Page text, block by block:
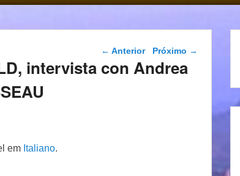
Navegação das
postagens
← Anterior Próximo →
intervista con Andrea
em Italiano.